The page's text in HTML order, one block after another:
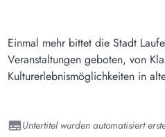
Einmal mehr bittet die Stadt
Veranstaltungen geboten, von
Kulturerlebnismöglichkeiten in
Untertitel wurden automatisiert